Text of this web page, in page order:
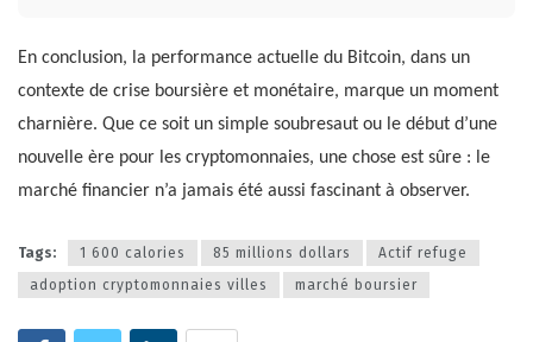
En conclusion, la performance actuelle du Bitcoin, dans un
contexte de crise boursière et monétaire, marque un moment
charnière. Que ce soit un simple soubresaut ou le début d’une
nouvelle ère pour les cryptomonnaies, une chose est sûre : le
marché financier n’a jamais été aussi fascinant à observer.
Tags: 1 600 calories 85 millions dollars
Actif refuge
adoption cryptomonnaies villes
marché boursier